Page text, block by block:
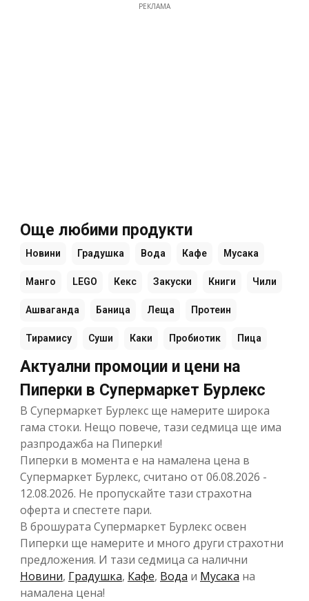
РЕКЛАМА
Още любими продукти
Новини Градушка Вода Кафе Мусака
Манго LEGO Кекс Закуски Книги Чили
Ашваганда Баница Леща Протеин
Тирамису Суши Каки Пробиотик Пица
Актуални промоции и цени на
Пиперки в Супермаркет Бурлекс
В Супермаркет Бурлекс ще намерите широка
гама стоки. Нещо повече, тази седмица ще има
разпродажба на Пиперки!
Пиперки в момента е на намалена цена в
Супермаркет Бурлекс, считано от 06.08.2026 -
12.08.2026. Не пропускайте тази страхотна
оферта и спестете пари.
В брошурата Супермаркет Бурлекс освен
Пиперки ще намерите и много други страхотни
предложения. И тази седмица са налични
Новини, Градушка, Кафе, Вода и Мусака на
намалена цена!